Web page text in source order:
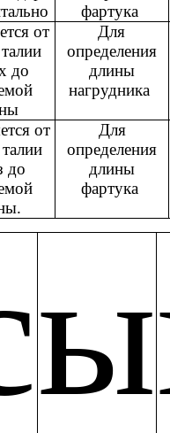
фартука
от
до
Для
определения
длины
нагрудника
от
до
Для
определения
длины
фартука
ы